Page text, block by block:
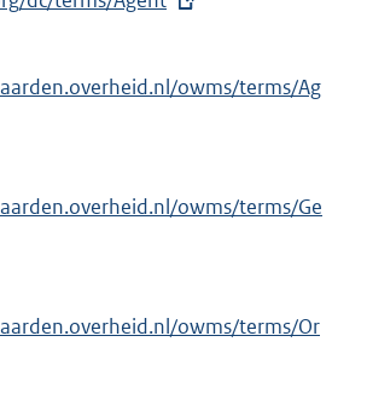
owms/terms/Ag
owms/terms/Ge
owms/terms/Or